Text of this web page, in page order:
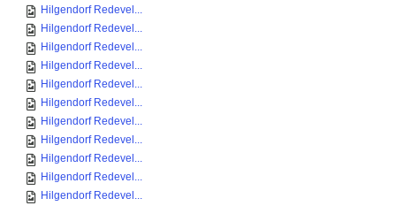
Hilgendorf Redevel...
Hilgendorf Redevel...
Hilgendorf Redevel...
Hilgendorf Redevel...
Hilgendorf Redevel...
Hilgendorf Redevel...
Hilgendorf Redevel...
Hilgendorf Redevel...
Hilgendorf Redevel...
Hilgendorf Redevel...
Hilgendorf Redevel...